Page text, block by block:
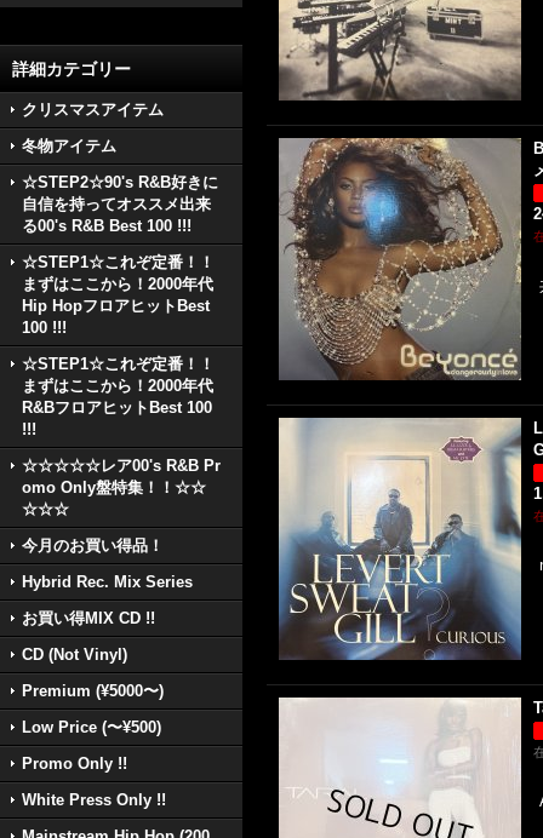
詳細カテゴリー
クリスマスアイテム
冬物アイテム
☆STEP2☆90's R&B好きに
自信を持ってオススメ出来
る00's R&B Best 100 !!!
☆STEP1☆これぞ定番！！
まずはここから！2000年代
Hip HopフロアヒットBest
100 !!!
☆STEP1☆これぞ定番！！
まずはここから！2000年代
R&BフロアヒットBest 100
!!!
☆☆☆☆☆レア00's R&B Pr
omo Only盤特集！！☆☆
☆☆☆
今月のお買い得品！
Hybrid Rec. Mix Series
お買い得MIX CD !!
CD (Not Vinyl)
Premium (¥5000〜)
Low Price (〜¥500)
Promo Only !!
White Press Only !!